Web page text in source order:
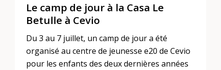
Le camp de jour à la Casa Le
Betulle à Cevio
Du 3 au 7 juillet, un camp de jour a été
organisé au centre de jeunesse e20 de Cevio
pour les enfants des deux dernières années